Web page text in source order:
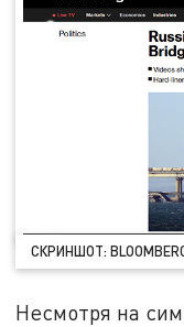
СКРИНШОТ:
Несмотря на